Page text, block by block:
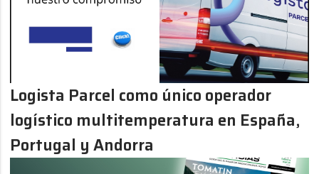
Logista Parcel como único operador
logístico multitemperatura en España,
Portugal y Andorra